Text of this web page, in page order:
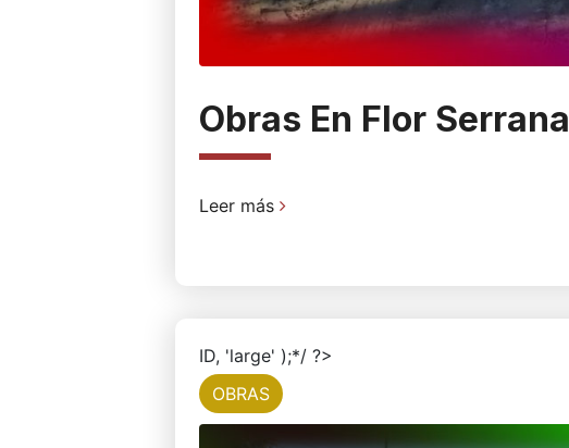
Obras En Flor Serrana
Leer más
ID, 'large' );*/ ?>
OBRAS